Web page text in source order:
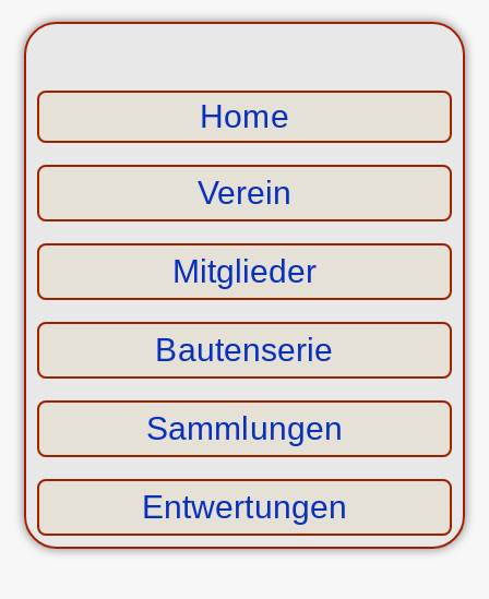
Home
Verein
Mitglieder
Bautenserie
Sammlungen
Entwertungen